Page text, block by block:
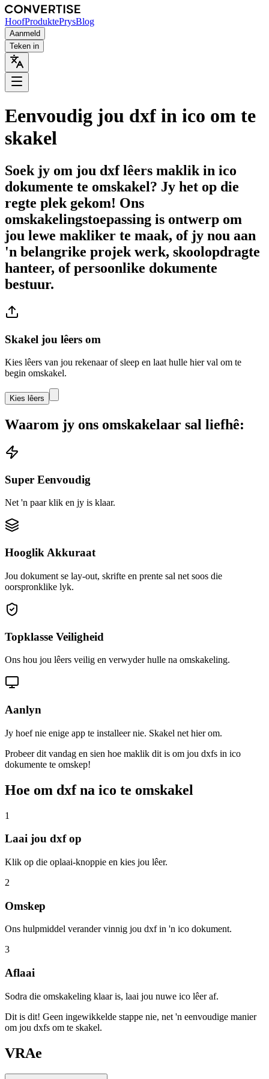
HoofProduktePrysBlog
Aanmeld
Teken in
Eenvoudig jou dxf in ico om te
skakel
Soek jy om jou dxf lêers maklik in ico
dokumente te omskakel? Jy het op die
regte plek gekom! Ons
omskakelingstoepassing is ontwerp om
jou lewe makliker te maak, of jy nou aan
'n belangrike projek werk, skoolopdragte
hanteer, of persoonlike dokumente
bestuur.
Skakel jou lêers om
Kies lêers van jou rekenaar of sleep en laat hulle hier val om te
begin omskakel.
Kies lêers
Waarom jy ons omskakelaar sal liefhê:
Super Eenvoudig
Net 'n paar klik en jy is klaar.
Hooglik Akkuraat
Jou dokument se lay-out, skrifte en prente sal net soos die
oorspronklike lyk.
Topklasse Veiligheid
Ons hou jou lêers veilig en verwyder hulle na omskakeling.
Aanlyn
Jy hoef nie enige app te installeer nie. Skakel net hier om.
Probeer dit vandag en sien hoe maklik dit is om jou dxfs in ico
dokumente te omskep!
Hoe om dxf na ico te omskakel
1
Laai jou dxf op
Klik op die oplaai-knoppie en kies jou lêer.
2
Omskep
Ons hulpmiddel verander vinnig jou dxf in 'n ico dokument.
3
Aflaai
Sodra die omskakeling klaar is, laai jou nuwe ico lêer af.
Dit is dit! Geen ingewikkelde stappe nie, net 'n eenvoudige manier
om jou dxfs om te skakel.
VRAe